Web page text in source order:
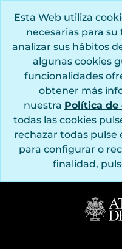
Esta Web utiliza
necesarias para
analizar sus hábitos
algunas cookies
funcionalidades
obtener más
nuestra Política de
todas las cookies
rechazar todas pulse
para configurar o
finalidad,